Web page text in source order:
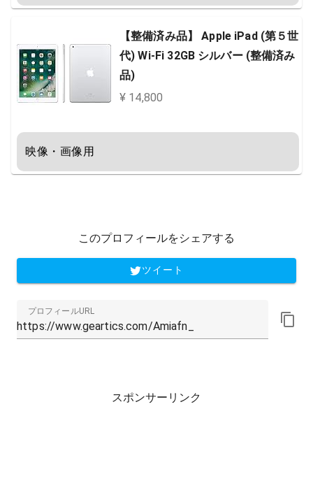
【整備済み品】 Apple iPad (第５世
代) Wi-Fi 32GB シルバー (整備済み
品)
¥ 14,800
映像・画像用
このプロフィールをシェアする
ツイート
プロフィールURL
スポンサーリンク